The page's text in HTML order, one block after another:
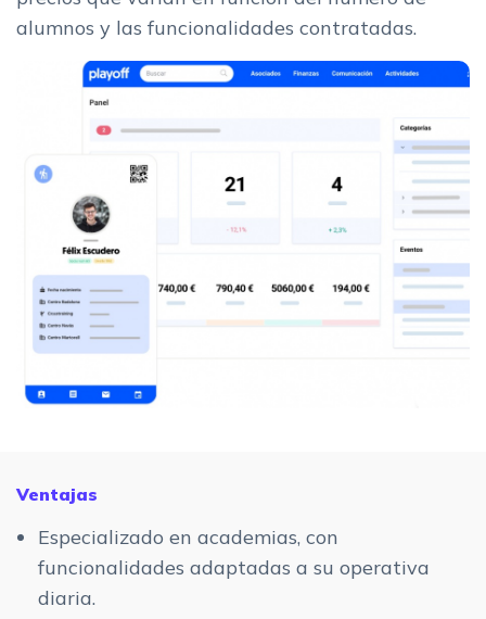
alumnos y las funcionalidades contratadas.
Ventajas
Especializado en academias, con
funcionalidades adaptadas a su operativa
diaria.